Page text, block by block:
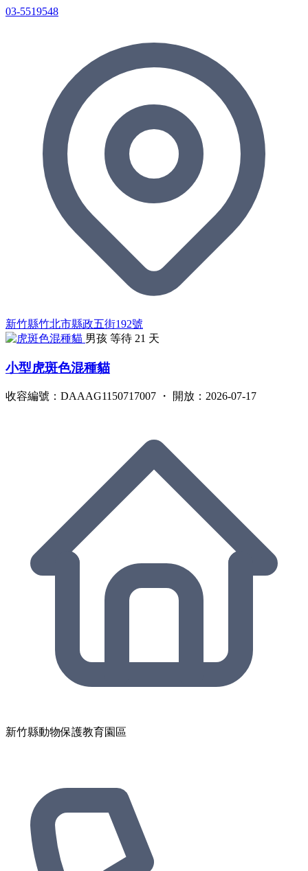
03-5519548
新竹縣竹北市縣政五街192號
男孩 等待 21 天
小型虎斑色混種貓
收容編號：DAAAG1150717007 ・ 開放：2026-07-17
新竹縣動物保護教育園區